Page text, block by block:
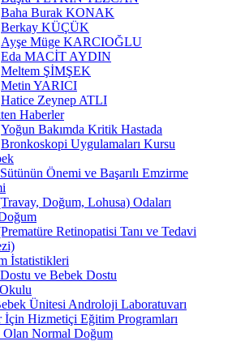
Baha Burak KONAK
Berkay KÜÇÜK
Ayşe Müge KARCIOĞLU
Eda MACİT AYDIN
Meltem ŞİMŞEK
Metin YARICI
Hatice Zeynep ATLI
Haberler
Yoğun Bakımda Kritik Hastada
Bronkoskopi Uygulamaları Kursu
Önemi ve Başarılı Emzirme
Doğum, Lohusa) Odaları
Retinopatisi Tanı ve Tedavi
İstatistikleri
ve Bebek Dostu
Ünitesi Androloji Laboratuvarı
İçin Hizmetiçi Eğitim Programları
Olan Normal Doğum